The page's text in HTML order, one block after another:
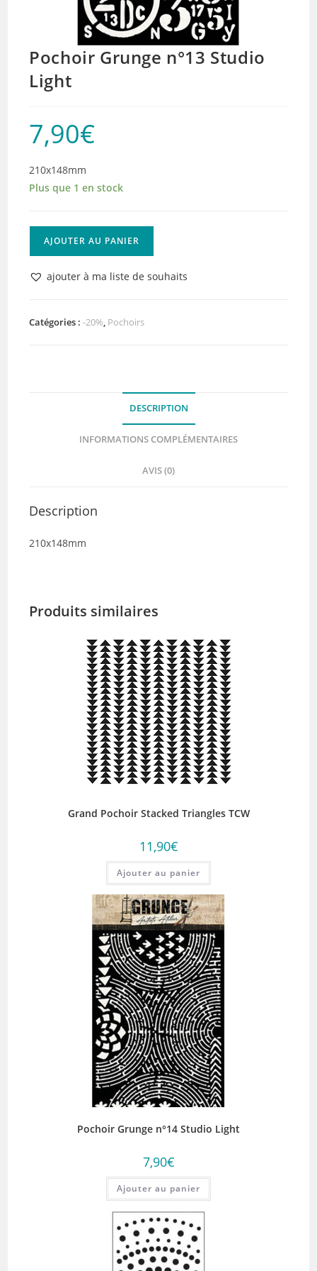
Pochoir Grunge n°13 Studio
Light
7,90€
210x148mm
Plus que 1 en stock
Pochoir
Studio
AJOUTER AU PANIER
ajouter à ma liste de souhaits
Catégories :-20%, Pochoirs
DESCRIPTION
INFORMATIONS COMPLÉMENTAIRES
AVIS (0)
Description
210x148mm
Produits similaires
Grand Pochoir Stacked Triangles TCW
11,90€
Ajouter au panier
Pochoir Grunge n°14 Studio Light
7,90€
Ajouter au panier